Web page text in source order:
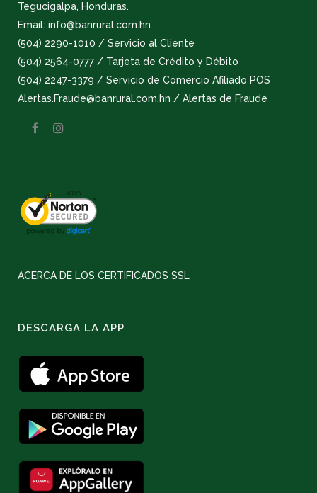
Tegucigalpa, Honduras.
Email: info@banrural.com.hn
(504) 2290-1010 / Servicio al Cliente
(504) 2564-0777 / Tarjeta de Crédito y Débito
(504) 2247-3379 / Servicio de Comercio Afiliado POS
Alertas.Fraude@banrural.com.hn / Alertas de Fraude
ACERCA DE LOS CERTIFICADOS SSL
DESCARGA LA APP